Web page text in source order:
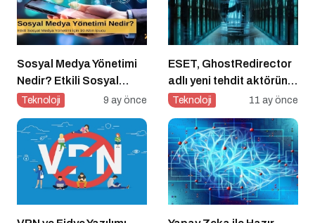
Sosyal Medya Yönetimi
Nedir? Etkili Sosyal
Medya Yönetimi İçin 10
Teknoloji 9 ay önce
ESET, GhostRedirector
adlı yeni tehdit aktörünü
keşfetti
Teknoloji 11 ay önce